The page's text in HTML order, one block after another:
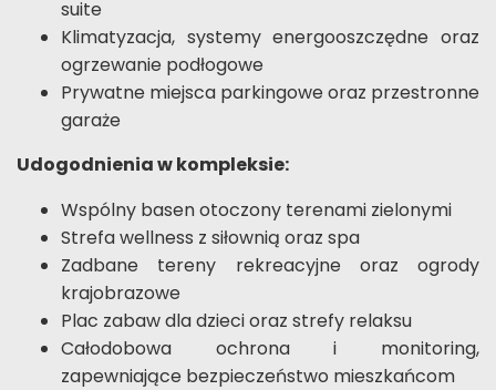
suite
Klimatyzacja, systemy energooszczędne oraz
ogrzewanie podłogowe
Prywatne miejsca parkingowe oraz przestronne
garaże
Udogodnienia w kompleksie:
Wspólny basen otoczony terenami zielonymi
Strefa wellness z siłownią oraz spa
Zadbane tereny rekreacyjne oraz ogrody
krajobrazowe
Plac zabaw dla dzieci oraz strefy relaksu
Całodobowa ochrona i monitoring,
zapewniające bezpieczeństwo mieszkańcom